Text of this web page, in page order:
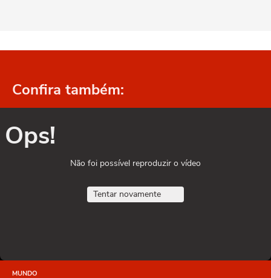
Confira também:
Ops!
Não foi possível reproduzir o vídeo
Tentar novamente
MUNDO